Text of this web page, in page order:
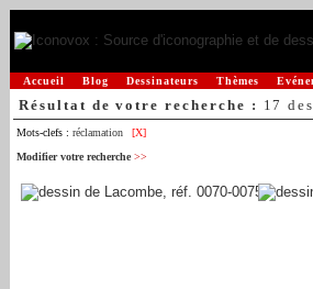
Accueil Blog Dessinateurs Thèmes
Résultat de votre recherche : 17
Mots-clefs : réclamation
[X]
Modifier votre recherche >>